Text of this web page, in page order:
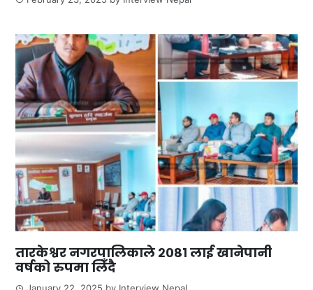
तारकेश्वर नगरपालिकाले २०८१ लाई खानेपानी
वर्षको रुपमा लिँदै